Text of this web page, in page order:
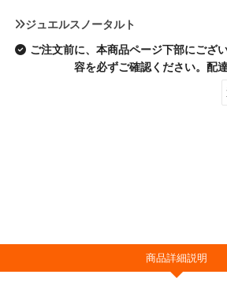
ジュエルスノータルト
ご注文前に、本商品ページ下部にござ
容を必ずご確認ください。配
商品詳細説明